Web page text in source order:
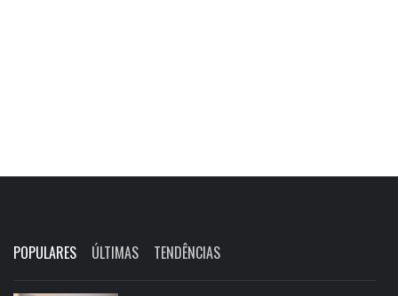
POPULARES ÚLTIMAS TENDÊNCIAS